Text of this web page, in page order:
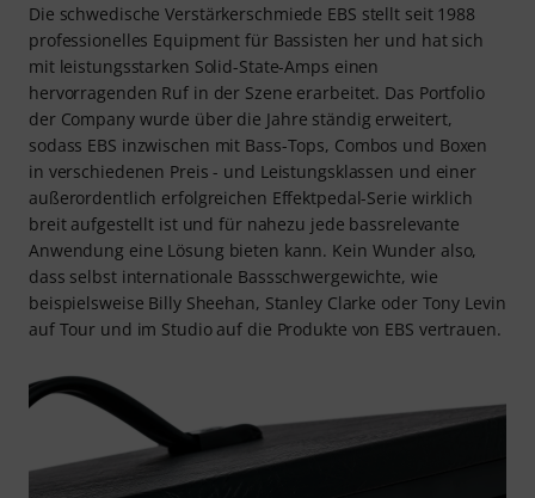
Die schwedische Verstärkerschmiede EBS stellt seit 1988
professionelles Equipment für Bassisten her und hat sich
mit leistungsstarken Solid-State-Amps einen
hervorragenden Ruf in der Szene erarbeitet. Das Portfolio
der Company wurde über die Jahre ständig erweitert,
sodass EBS inzwischen mit Bass-Tops, Combos und Boxen
in verschiedenen Preis - und Leistungsklassen und einer
außerordentlich erfolgreichen Effektpedal-Serie wirklich
breit aufgestellt ist und für nahezu jede bassrelevante
Anwendung eine Lösung bieten kann. Kein Wunder also,
dass selbst internationale Bassschwergewichte, wie
beispielsweise Billy Sheehan, Stanley Clarke oder Tony Levin
auf Tour und im Studio auf die Produkte von EBS vertrauen.